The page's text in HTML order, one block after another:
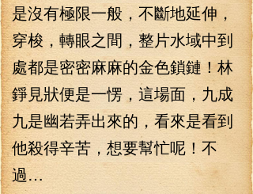
是沒有極限一般，不斷地延伸，
穿梭，轉眼之間，整片水域中到
處都是密密麻麻的金色鎖鏈！林
錚見狀便是一愣，這場面，九成
九是幽若弄出來的，看來是看到
他殺得辛苦，想要幫忙呢！不
過…